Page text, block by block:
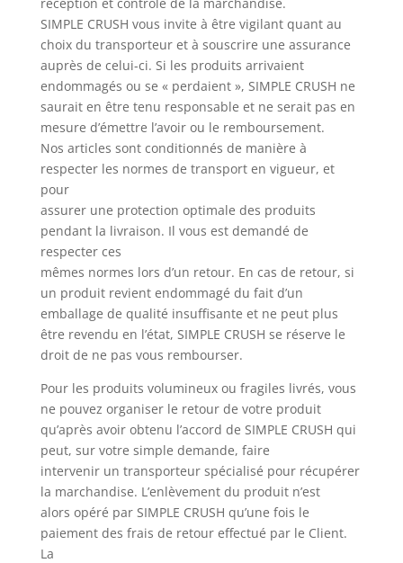
SIMPLE CRUSH vous invite à être vigilant quant au
choix du transporteur et à souscrire une assurance
auprès de celui-ci. Si les produits arrivaient
endommagés ou se « perdaient », SIMPLE CRUSH ne
saurait en être tenu responsable et ne serait pas en
mesure d’émettre l’avoir ou le remboursement.
Nos articles sont conditionnés de manière à
respecter les normes de transport en vigueur, et
pour
assurer une protection optimale des produits
pendant la livraison. Il vous est demandé de
respecter ces
mêmes normes lors d’un retour. En cas de retour, si
un produit revient endommagé du fait d’un
emballage de qualité insuffisante et ne peut plus
être revendu en l’état, SIMPLE CRUSH se réserve le
droit de ne pas vous rembourser.
Pour les produits volumineux ou fragiles livrés, vous
ne pouvez organiser le retour de votre produit
qu’après avoir obtenu l’accord de SIMPLE CRUSH qui
peut, sur votre simple demande, faire
intervenir un transporteur spécialisé pour récupérer
la marchandise. L’enlèvement du produit n’est
alors opéré par SIMPLE CRUSH qu’une fois le
paiement des frais de retour effectué par le Client.
La